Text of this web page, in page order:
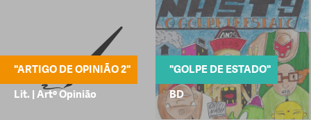
"ARTIGO DE OPINIÃO 2"
Lit. | Artº Opinião
"GOLPE DE ESTADO"
BD